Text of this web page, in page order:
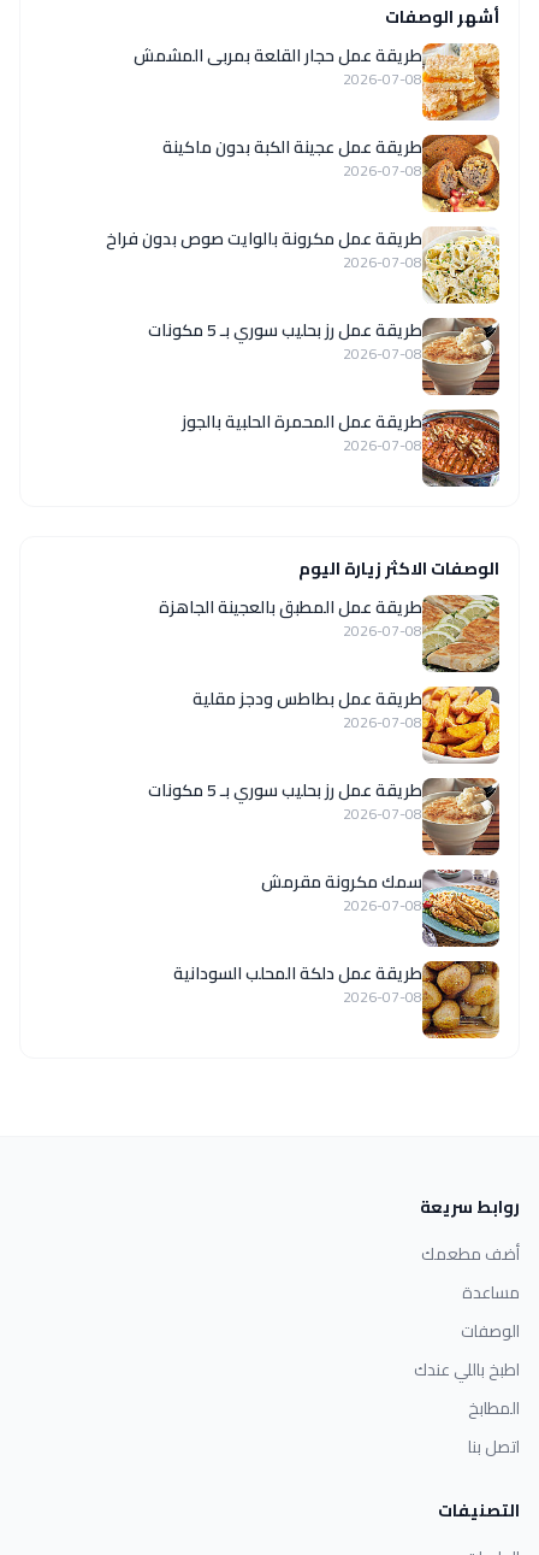
أشهر الوصفات
طريقة عمل حجار القلعة بمربى المشمش
2026-07-08
طريقة عمل عجينة الكبة بدون ماكينة
2026-07-08
طريقة عمل مكرونة بالوايت صوص بدون فراخ
2026-07-08
طريقة عمل رز بحليب سوري بـ 5 مكونات
2026-07-08
طريقة عمل المحمرة الحلبية بالجوز
2026-07-08
الوصفات الاكثر زيارة اليوم
طريقة عمل المطبق بالعجينة الجاهزة
2026-07-08
طريقة عمل بطاطس ودجز مقلية
2026-07-08
طريقة عمل رز بحليب سوري بـ 5 مكونات
2026-07-08
سمك مكرونة مقرمش
2026-07-08
طريقة عمل دلكة المحلب السودانية
2026-07-08
روابط سريعة
أضف مطعمك
مساعدة
الوصفات
اطبخ باللي عندك
المطابخ
اتصل بنا
التصنيفات